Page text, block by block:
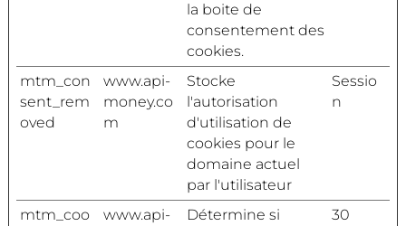
la boite de
consentement des
cookies.
mtm_con
sent_rem
oved
www.api-
money.co
m
Stocke
l'autorisation
d'utilisation de
cookies pour le
domaine actuel
par l'utilisateur
Sessio
n
mtm_coo
www.api-
Détermine si
30